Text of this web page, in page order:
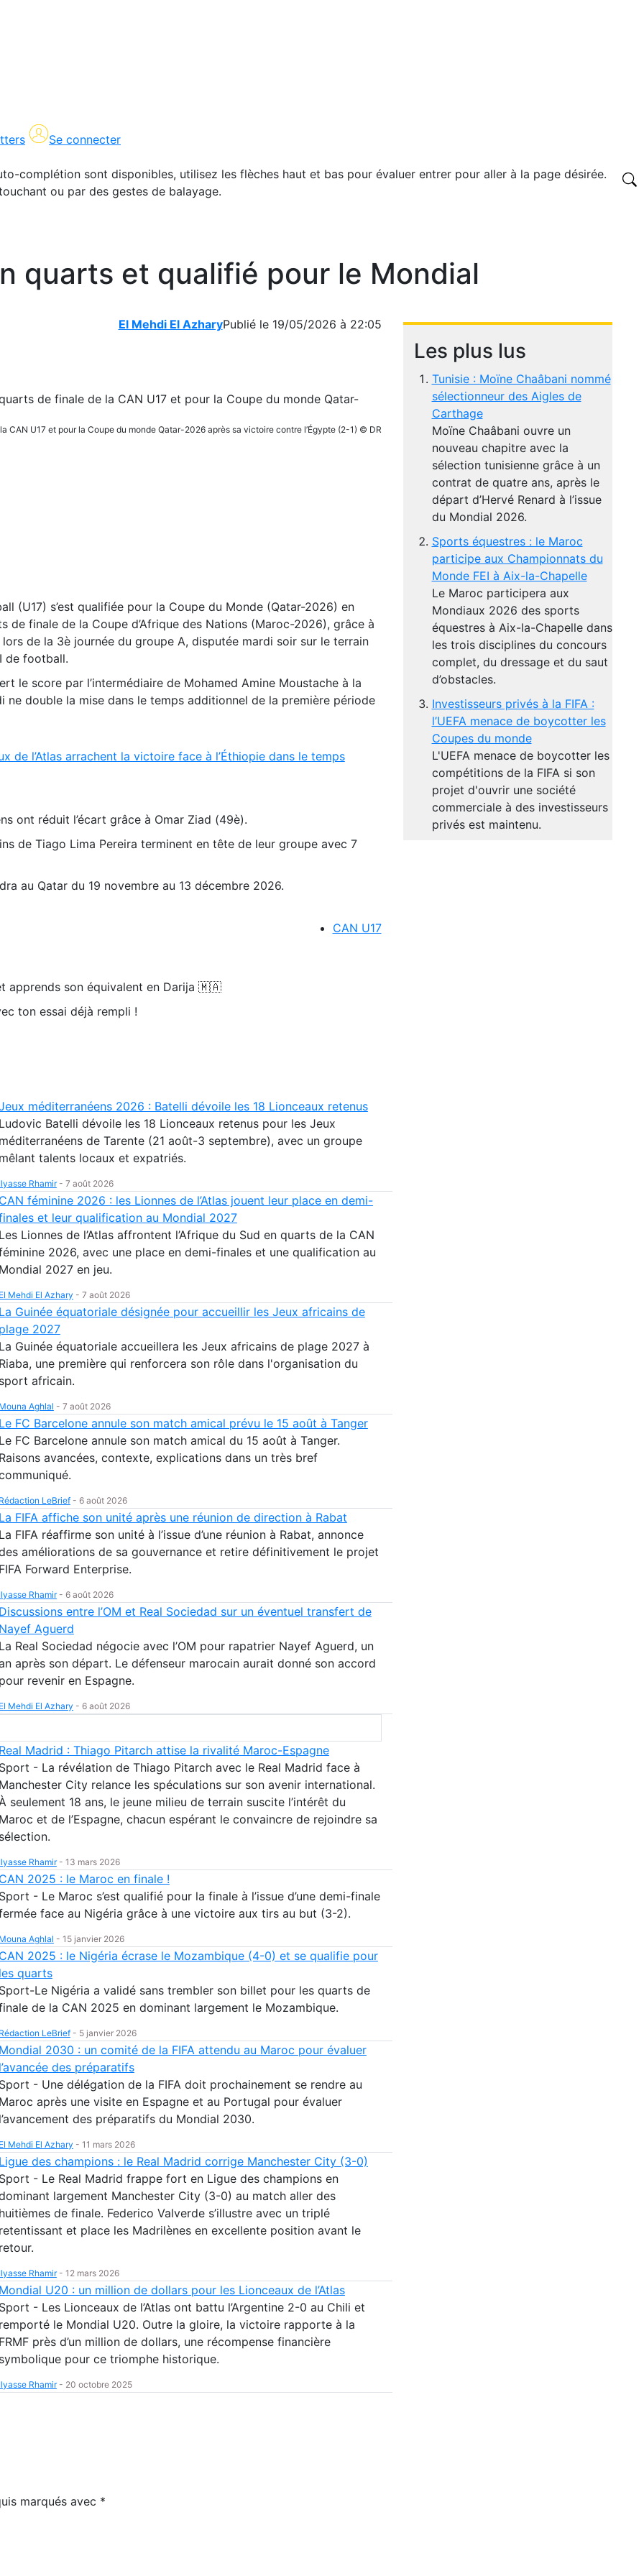
Se connecter
complétion sont disponibles, utilisez les flèches haut et bas pour évaluer entrer pour aller à la page désirée.
ou par des gestes de balayage.
quarts et qualifié pour le Mondial
El Mehdi El AzharyPublié le 19/05/2026 à 22:05
CAN U17 et pour la Coupe du monde Qatar-2026 après sa victoire contre l’Égypte (2-1) © DR
(U17) s’est qualifiée pour la Coupe du Monde (Qatar-2026) en
de finale de la Coupe d’Afrique des Nations (Maroc-2026), grâce à
de la 3è journée du groupe A, disputée mardi soir sur le terrain
de football.
le score par l’intermédiaire de Mohamed Amine Moustache à la
ne double la mise dans le temps additionnel de la première période
de l’Atlas arrachent la victoire face à l’Éthiopie dans le temps
ont réduit l’écart grâce à Omar Ziad (49è).
de Tiago Lima Pereira terminent en tête de leur groupe avec 7
au Qatar du 19 novembre au 13 décembre 2026.
CAN U17
apprends son équivalent en Darija 🇲🇦
ton essai déjà rempli !
Les plus lus
Tunisie : Moïne Chaâbani nommé
sélectionneur des Aigles de
Carthage
Moïne Chaâbani ouvre un
nouveau chapitre avec la
sélection tunisienne grâce à un
contrat de quatre ans, après le
départ d’Hervé Renard à l’issue
du Mondial 2026.
Sports équestres : le Maroc
participe aux Championnats du
Monde FEI à Aix-la-Chapelle
Le Maroc participera aux
Mondiaux 2026 des sports
équestres à Aix-la-Chapelle dans
les trois disciplines du concours
complet, du dressage et du saut
d’obstacles.
Investisseurs privés à la FIFA :
l’UEFA menace de boycotter les
Coupes du monde
L'UEFA menace de boycotter les
compétitions de la FIFA si son
projet d'ouvrir une société
commerciale à des investisseurs
privés est maintenu.
méditerranéens 2026 : Batelli dévoile les 18 Lionceaux retenus
Ludovic Batelli dévoile les 18 Lionceaux retenus pour les Jeux
méditerranéens de Tarente (21 août-3 septembre), avec un groupe
mêlant talents locaux et expatriés.
Ilyasse Rhamir- 7 août 2026
CAN féminine 2026 : les Lionnes de l’Atlas jouent leur place en demi-
et leur qualification au Mondial 2027
Les Lionnes de l’Atlas affrontent l’Afrique du Sud en quarts de la CAN
2026, avec une place en demi-finales et une qualification au
Mondial 2027 en jeu.
El Mehdi El Azhary - 7 août 2026
La Guinée équatoriale désignée pour accueillir les Jeux africains de
plage 2027
La Guinée équatoriale accueillera les Jeux africains de plage 2027 à
Riaba, une première qui renforcera son rôle dans l'organisation du
sport africain.
Mouna Aghlal - 7 août 2026
Le FC Barcelone annule son match amical prévu le 15 août à Tanger
Le FC Barcelone annule son match amical du 15 août à Tanger.
Raisons avancées, contexte, explications dans un très bref
Rédaction LeBrief- 6 août 2026
La FIFA affiche son unité après une réunion de direction à Rabat
La FIFA réaffirme son unité à l’issue d’une réunion à Rabat, annonce
améliorations de sa gouvernance et retire définitivement le projet
FIFA Forward Enterprise.
Ilyasse Rhamir- 6 août 2026
Discussions entre l’OM et Real Sociedad sur un éventuel transfert de
Nayef Aguerd
La Real Sociedad négocie avec l’OM pour rapatrier Nayef Aguerd, un
après son départ. Le défenseur marocain aurait donné son accord
pour revenir en Espagne.
El Mehdi El Azhary - 6 août 2026
Real Madrid : Thiago Pitarch attise la rivalité Maroc-Espagne
Sport - La révélation de Thiago Pitarch avec le Real Madrid face à
Manchester City relance les spéculations sur son avenir international.
seulement 18 ans, le jeune milieu de terrain suscite l’intérêt du
Maroc et de l’Espagne, chacun espérant le convaincre de rejoindre sa
sélection.
Ilyasse Rhamir- 13 mars 2026
CAN 2025 : le Maroc en finale !
Sport - Le Maroc s’est qualifié pour la finale à l’issue d’une demi-finale
face au Nigéria grâce à une victoire aux tirs au but (3-2).
Mouna Aghlal - 15 janvier 2026
CAN 2025 : le Nigéria écrase le Mozambique (4-0) et se qualifie pour
les quarts
Sport-Le Nigéria a validé sans trembler son billet pour les quarts de
de la CAN 2025 en dominant largement le Mozambique.
Rédaction LeBrief- 5 janvier 2026
Mondial 2030 : un comité de la FIFA attendu au Maroc pour évaluer
l’avancée des préparatifs
Sport - Une délégation de la FIFA doit prochainement se rendre au
Maroc après une visite en Espagne et au Portugal pour évaluer
l’avancement des préparatifs du Mondial 2030.
El Mehdi El Azhary - 11 mars 2026
Ligue des champions : le Real Madrid corrige Manchester City (3-0)
Sport - Le Real Madrid frappe fort en Ligue des champions en
largement Manchester City (3-0) au match aller des
huitièmes de finale. Federico Valverde s’illustre avec un triplé
retentissant et place les Madrilènes en excellente position avant le
retour.
Ilyasse Rhamir- 12 mars 2026
Mondial U20 : un million de dollars pour les Lionceaux de l’Atlas
Sport - Les Lionceaux de l’Atlas ont battu l’Argentine 2-0 au Chili et
remporté le Mondial U20. Outre la gloire, la victoire rapporte à la
FRMF près d’un million de dollars, une récompense financière
symbolique pour ce triomphe historique.
Ilyasse Rhamir- 20 octobre 2025
marqués avec *